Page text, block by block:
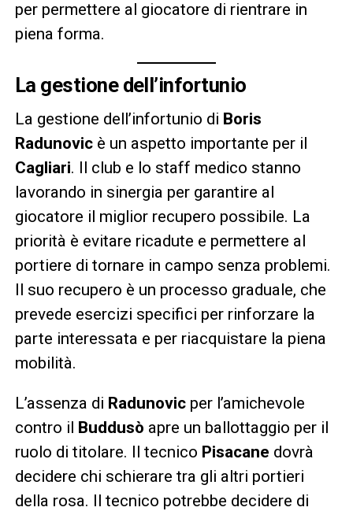
per permettere al giocatore di rientrare in
piena forma.
La gestione dell’infortunio
La gestione dell’infortunio di Boris
Radunovicè un aspetto importante per il
Cagliari. Il club e lo staff medico stanno
lavorando in sinergia per garantire al
giocatore il miglior recupero possibile. La
priorità è evitare ricadute e permettere al
portiere di tornare in campo senza problemi.
Il suo recupero è un processo graduale, che
prevede esercizi specifici per rinforzare la
parte interessata e per riacquistare la piena
mobilità.
L’assenza di Radunovicper l’amichevole
contro il Buddusò apre un ballottaggio per il
ruolo di titolare. Il tecnico Pisacane dovrà
decidere chi schierare tra gli altri portieri
della rosa. Il tecnico potrebbe decidere di